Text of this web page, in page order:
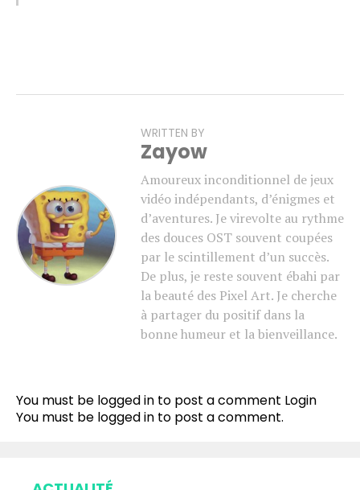
WRITTEN BY
Zayow
Amoureux inconditionnel de jeux
vidéo indépendants, d’énigmes et
d’aventures. Je virevolte au rythme
des douces OST souvent coupées
par le scintillement d’un succès.
De plus, je reste souvent ébahi par
la beauté des Pixel Art. Je cherche
à partager du positif dans la
bonne humeur et la bienveillance.
You must be logged in to post a comment Login
You must be logged in to post a comment.
Pinterest